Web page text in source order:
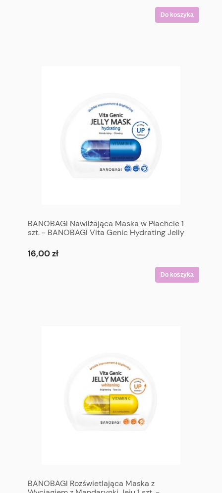
Do koszyka
BANOBAGI Nawilżająca Maska w Płachcie 1
szt. - BANOBAGI Vita Genic Hydrating Jelly
16,00 zł
Do koszyka
BANOBAGI Rozświetlająca Maska z